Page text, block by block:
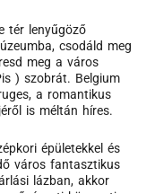
tér lenyűgöző
csodáld meg
meg a város
) szobrát. Belgium
a romantikus
is méltán híres.
épületekkel és
város fantasztikus
lázban, akkor